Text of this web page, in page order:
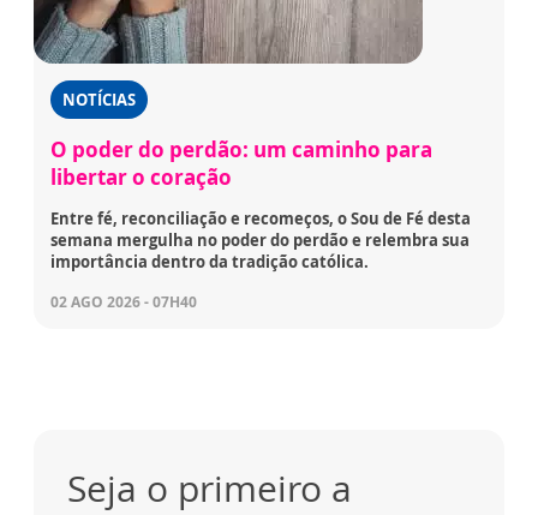
NOTÍCIAS
O poder do perdão: um caminho para
libertar o coração
Entre fé, reconciliação e recomeços, o Sou de Fé desta
semana mergulha no poder do perdão e relembra sua
importância dentro da tradição católica.
02 AGO 2026 - 07H40
Seja o primeiro a